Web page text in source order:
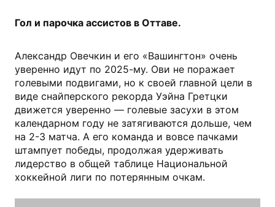
Гол и парочка ассистов в Оттаве.
Александр Овечкин и его «Вашингтон» очень
уверенно идут по 2025-му. Ови не поражает
голевыми подвигами, но к своей главной цели в
виде снайперского рекорда Уэйна Гретцки
движется уверенно — голевые засухи в этом
календарном году не затягиваются дольше, чем
на 2-3 матча. А его команда и вовсе пачками
штампует победы, продолжая удерживать
лидерство в общей таблице Национальной
хоккейной лиги по потерянным очкам.